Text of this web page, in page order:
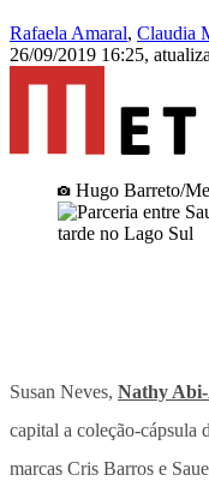
Rafaela Amaral, Claudia
26/09/2019 16:25,
Hugo Barreto/
Susan Neves, Nathy
capital a coleção-cápsula
marcas Cris Barros e